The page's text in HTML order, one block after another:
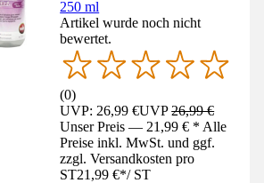
250 ml
Artikel wurde noch nicht
bewertet.
(0)
UVP: 26,99 €UVP26,99 €
Unser Preis — 21,99 € * Alle
Preise inkl. MwSt. und ggf.
zzgl. Versandkosten pro
ST21,99 €*/ ST